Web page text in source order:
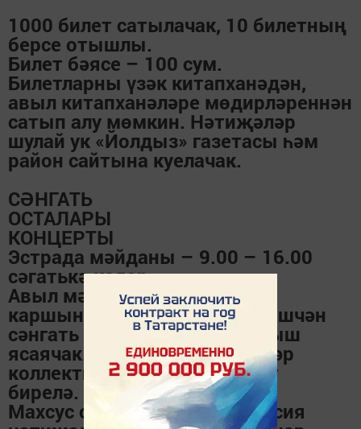
1000 билет сатылачак, 10 билетның
берсе отышлы.
Билет бәясе – 100 сум.
Билетларны үзәк китапханәдән,
авыл китапханәләре мөдирләреннән
сатып алу мөмкин. Нәтиҗәләр
шулай ук «Йолдыз» газетасы һәм
район сайтына куелачак.
СӘНГАТЬ
ОСТАЛАРЫ
КОНЦЕРТЫ
Эстрада мәйданы – 9.00 – 16.00
сәгатькә кадәр.
Авыл мәдәният йортлары
каршында оештырылган үзешчән
сәнгать коллективлары чыгыш
ясаячак. Чыгыш ясау өчен һәр
коллективка 30 минут вакыт
бирелә.
Махсус оештырылган комиссия